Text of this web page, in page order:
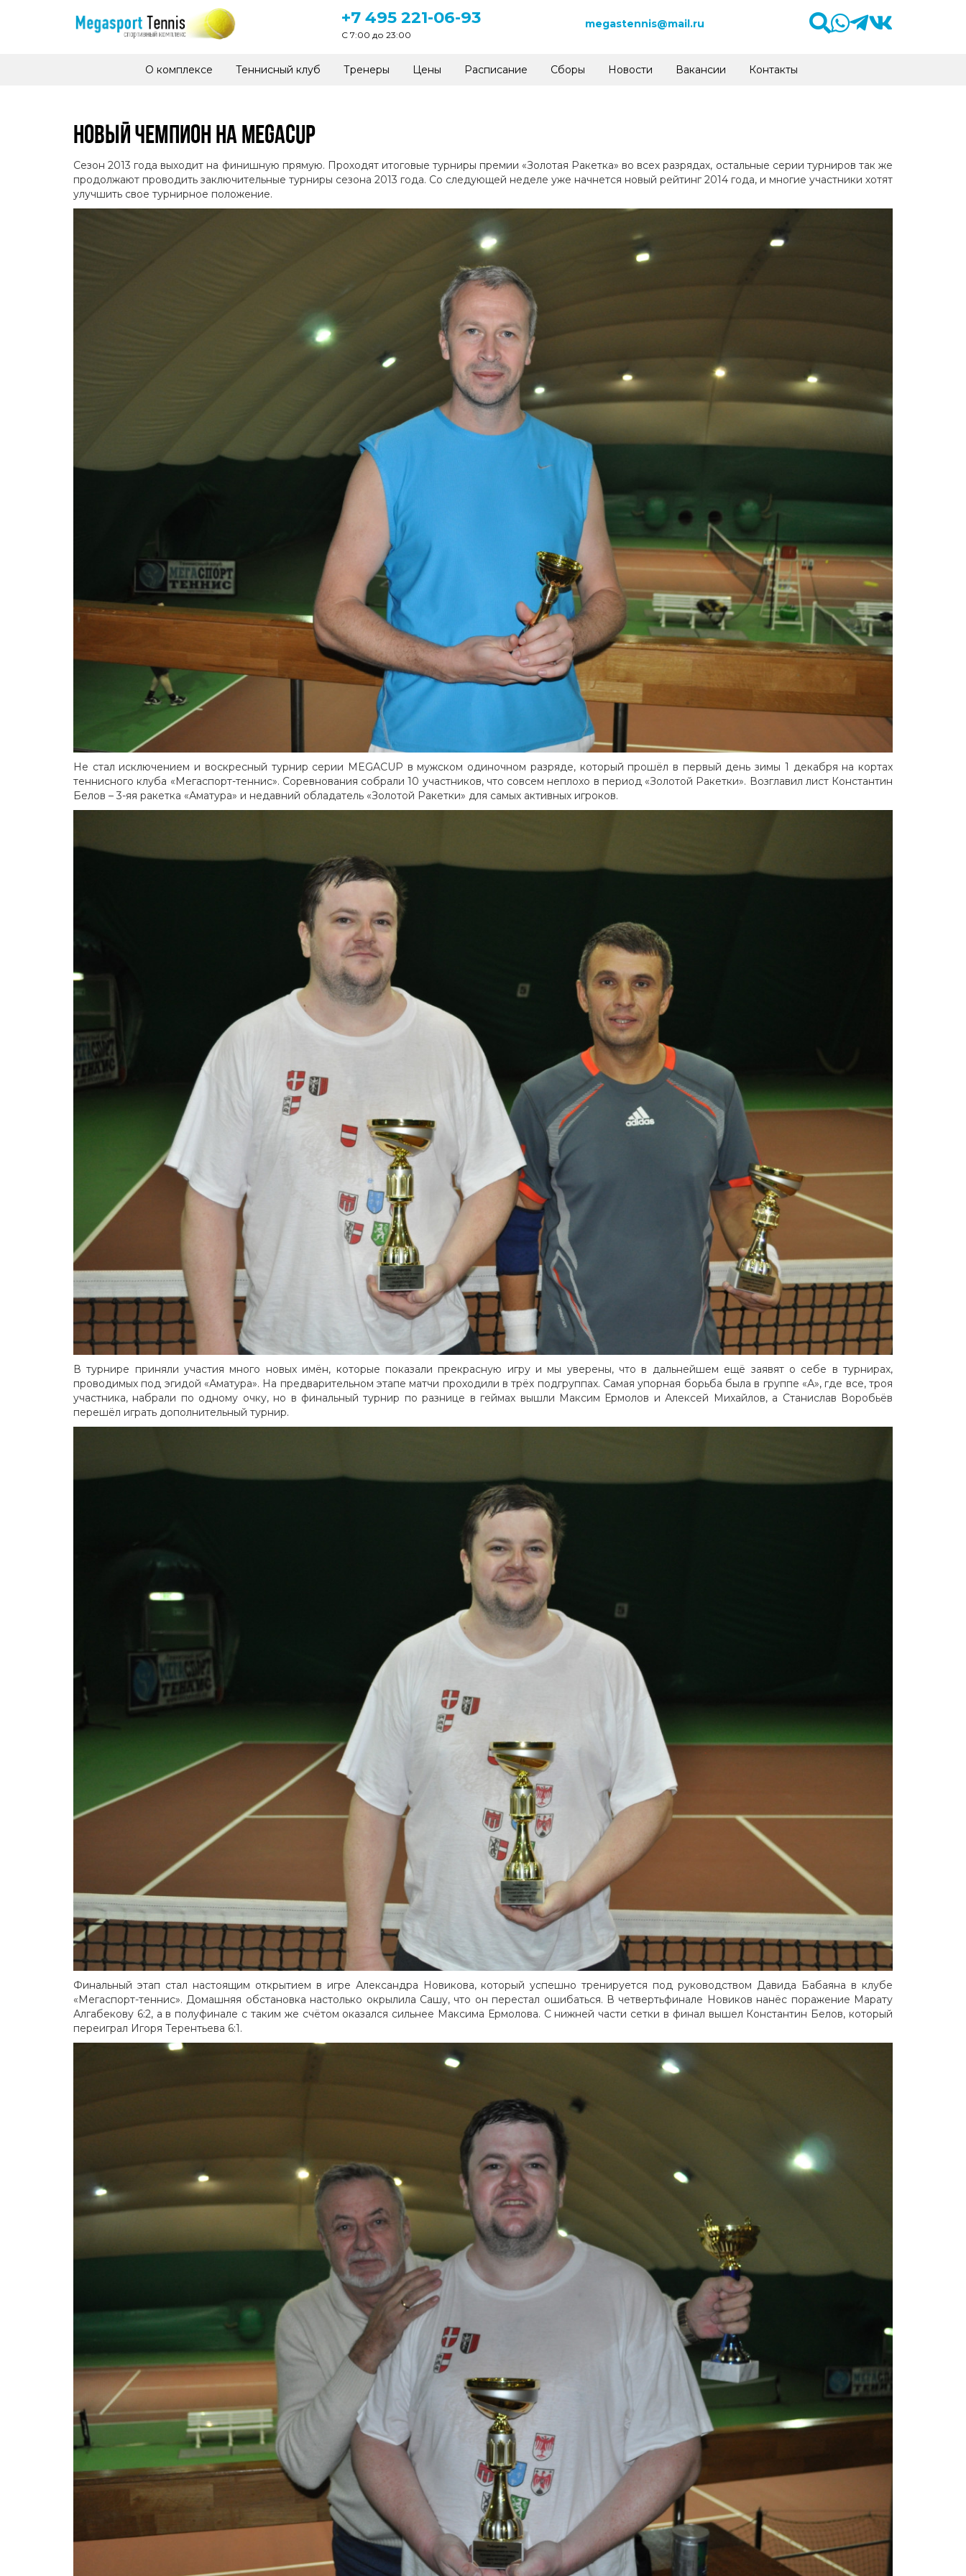
+7 495 221-06-93
C 7:00 до 23:00
megastennis@mail.ru
О комплексе Теннисный клуб Тренеры Цены Расписание Сборы Новости Вакансии Контакты
НОВЫЙ ЧЕМПИОН НА MEGACUP
Сезон 2013 года выходит на финишную прямую. Проходят итоговые турниры премии «Золотая Ракетка» во всех разрядах, остальные серии турниров так же
продолжают проводить заключительные турниры сезона 2013 года. Со следующей неделе уже начнется новый рейтинг 2014 года, и многие участники хотят
улучшить свое турнирное положение.
Не стал исключением и воскресный турнир серии MEGACUP в мужском одиночном разряде, который прошёл в первый день зимы 1 декабря на кортах
теннисного клуба «Мегаспорт-теннис». Соревнования собрали 10 участников, что совсем неплохо в период «Золотой Ракетки». Возглавил лист Константин
Белов – 3-яя ракетка «Аматура» и недавний обладатель «Золотой Ракетки» для самых активных игроков.
В турнире приняли участия много новых имён, которые показали прекрасную игру и мы уверены, что в дальнейшем ещё заявят о себе в турнирах,
проводимых под эгидой «Аматура». На предварительном этапе матчи проходили в трёх подгруппах. Самая упорная борьба была в группе «А», где все, троя
участника, набрали по одному очку, но в финальный турнир по разнице в геймах вышли Максим Ермолов и Алексей Михайлов, а Станислав Воробьёв
перешёл играть дополнительный турнир.
Финальный этап стал настоящим открытием в игре Александра Новикова, который успешно тренируется под руководством Давида Бабаяна в клубе
«Мегаспорт-теннис». Домашняя обстановка настолько окрылила Сашу, что он перестал ошибаться. В четвертьфинале Новиков нанёс поражение Марату
Алгабекову 6:2, а в полуфинале с таким же счётом оказался сильнее Максима Ермолова. С нижней части сетки в финал вышел Константин Белов, который
переиграл Игоря Терентьева 6:1.